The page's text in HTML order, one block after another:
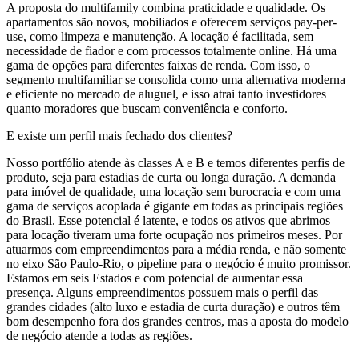
A proposta do multifamily combina praticidade e qualidade. Os
apartamentos são novos, mobiliados e oferecem serviços pay-per-
use, como limpeza e manutenção. A locação é facilitada, sem
necessidade de fiador e com processos totalmente online. Há uma
gama de opções para diferentes faixas de renda. Com isso, o
segmento multifamiliar se consolida como uma alternativa moderna
e eficiente no mercado de aluguel, e isso atrai tanto investidores
quanto moradores que buscam conveniência e conforto.
E existe um perfil mais fechado dos clientes?
Nosso portfólio atende às classes A e B e temos diferentes perfis de
produto, seja para estadias de curta ou longa duração. A demanda
para imóvel de qualidade, uma locação sem burocracia e com uma
gama de serviços acoplada é gigante em todas as principais regiões
do Brasil. Esse potencial é latente, e todos os ativos que abrimos
para locação tiveram uma forte ocupação nos primeiros meses. Por
atuarmos com empreendimentos para a média renda, e não somente
no eixo São Paulo-Rio, o pipeline para o negócio é muito promissor.
Estamos em seis Estados e com potencial de aumentar essa
presença. Alguns empreendimentos possuem mais o perfil das
grandes cidades (alto luxo e estadia de curta duração) e outros têm
bom desempenho fora dos grandes centros, mas a aposta do modelo
de negócio atende a todas as regiões.